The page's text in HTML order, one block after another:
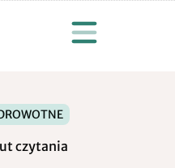
czytania